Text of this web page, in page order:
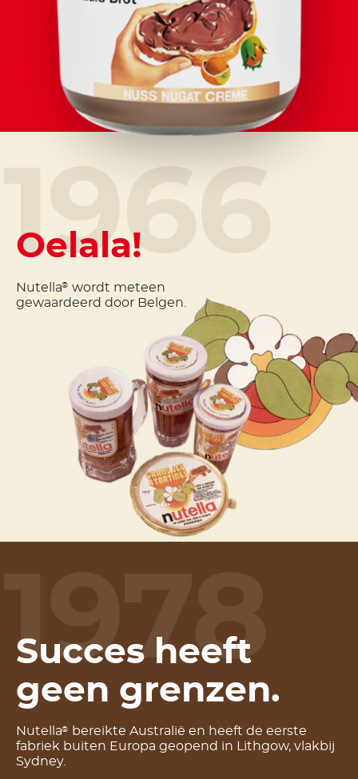
1966
Oelala!
Nutella® wordt meteen
gewaardeerd door Belgen.
1978
Succes heeft
geen grenzen.
Nutella®
bereikte Australië en heeft de eerste
fabriek buiten Europa geopend in Lithgow, vlakbij
Sydney.